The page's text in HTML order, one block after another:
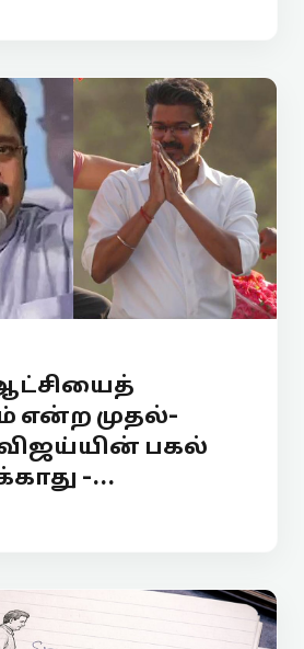
ஆட்சியைத்
என்ற முதல்-
பகல்
-...